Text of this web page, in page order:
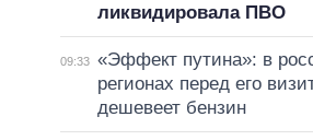
ликвидировала ПВО
09:33 «Эффект путина»: в
регионах перед его
дешевеет бензин